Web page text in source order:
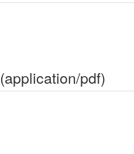
(application/pdf)